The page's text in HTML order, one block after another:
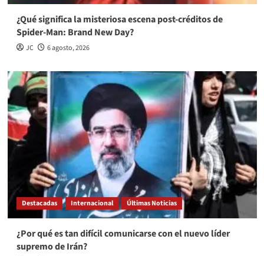
¿Qué significa la misteriosa escena post-créditos de
Spider-Man: Brand New Day?
JC 6 agosto, 2026
Destacadas Internacional Últimas Noticias
¿Por qué es tan difícil comunicarse con el nuevo líder
supremo de Irán?